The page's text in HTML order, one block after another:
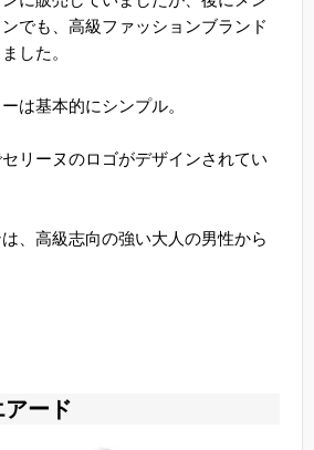
でも、高級ファッションブランド
した。
は基本的にシンプル。
リーヌのロゴがデザインされてい
、高級志向の強い大人の男性から
ード